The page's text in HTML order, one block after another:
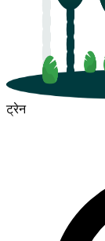
ट्रेन